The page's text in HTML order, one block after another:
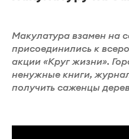
Макулатура взамен на
присоединились к
акции «Круг жизни».
ненужные книги,
получить саженцы